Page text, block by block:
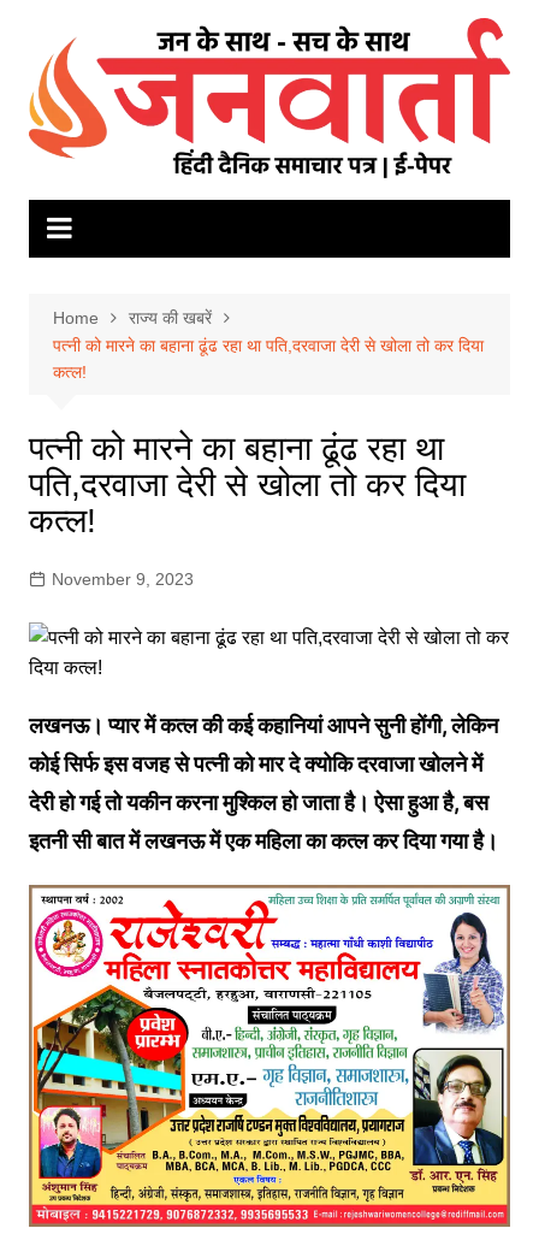
content
Home
राज्य की खबरें
पत्नी को मारने का बहाना ढूंढ रहा था पति,दरवाजा देरी से खोला तो कर दिया
कत्ल!
पत्नी को मारने का बहाना ढूंढ रहा था
पति,दरवाजा देरी से खोला तो कर दिया
कत्ल!
November 9, 2023
लखनऊ। प्यार में कत्ल की कई कहानियां आपने सुनी होंगी, लेकिन
कोई सिर्फ इस वजह से पत्नी को मार दे क्योकि दरवाजा खोलने में
देरी हो गई तो यकीन करना मुश्किल हो जाता है। ऐसा हुआ है, बस
इतनी सी बात में लखनऊ में एक महिला का कत्ल कर दिया गया है।